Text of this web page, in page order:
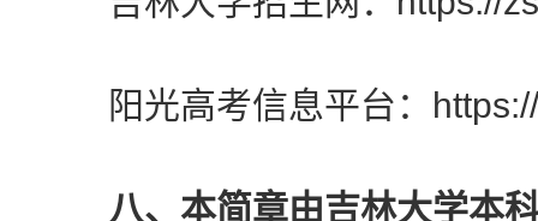
阳光高考信息平台：https://
八、本简章由吉林大学本